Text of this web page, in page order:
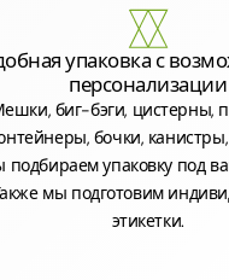
упаковка с
персонализации
биг-бэги, цистерны,
бочки,
подбираем упаковку под
мы подготовим
этикетки.